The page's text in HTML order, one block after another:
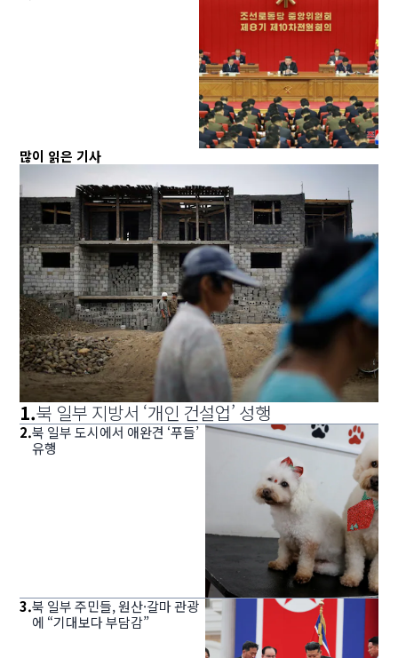
많이 읽은 기사
1.북 일부 지방서 ‘개인 건설업’ 성행
2.북 일부 도시에서 애완견 ‘푸들’
유행
3.북 일부 주민들, 원산·갈마 관광
에 “기대보다 부담감”